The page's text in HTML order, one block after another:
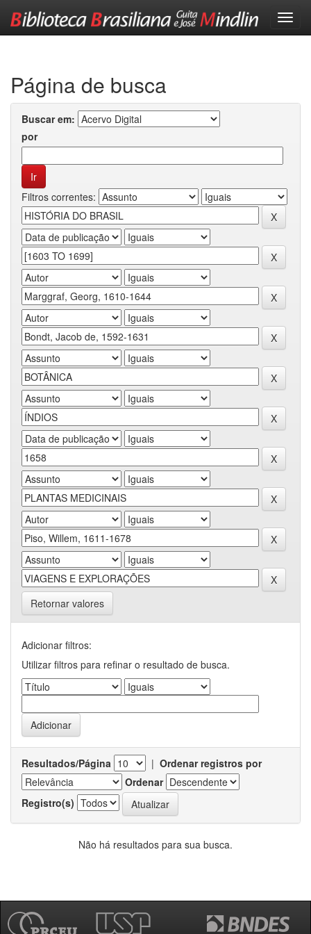
Página de busca
Buscar em:
por
Filtros correntes:
Retornar valores
Adicionar filtros:
Utilizar filtros para refinar o resultado de busca.
Resultados/Página | Ordenar registros por
Ordenar
Registro(s)
Não há resultados para sua busca.